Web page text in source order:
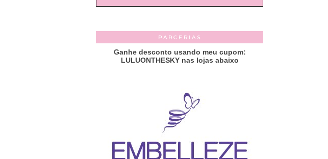
PARCERIAS
Ganhe desconto usando meu cupom:
LULUONTHESKY nas lojas abaixo